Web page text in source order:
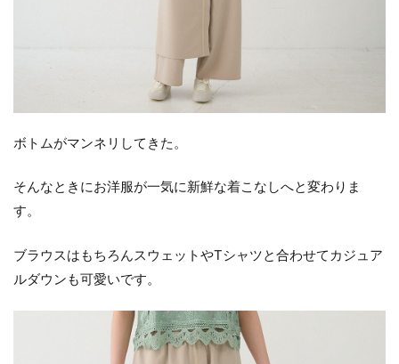
ボトムがマンネリしてきた。
そんなときにお洋服が一気に新鮮な着こなしへと変わりま
す。
ブラウスはもちろんスウェットやTシャツと合わせてカジュア
ルダウンも可愛いです。